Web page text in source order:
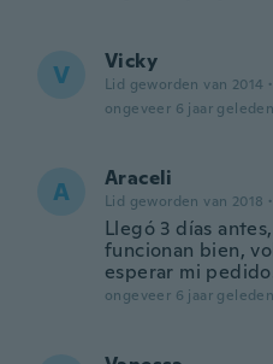
V Vicky
Lid geworden van 2014 ·
ongeveer 6 jaar geleden
A Araceli
Lid geworden van 2018 ·
Llegó 3 días
funcionan bien,
esperar mi
ongeveer 6 jaar geleden